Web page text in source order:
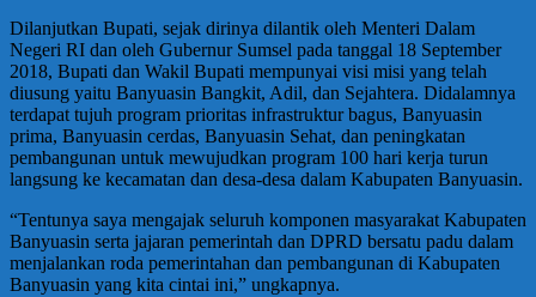
Dilanjutkan Bupati, sejak dirinya dilantik oleh Menteri Dalam
Negeri RI dan oleh Gubernur Sumsel pada tanggal 18 September
2018, Bupati dan Wakil Bupati mempunyai visi misi yang telah
diusung yaitu Banyuasin Bangkit, Adil, dan Sejahtera. Didalamnya
terdapat tujuh program prioritas infrastruktur bagus, Banyuasin
prima, Banyuasin cerdas, Banyuasin Sehat, dan peningkatan
pembangunan untuk mewujudkan program 100 hari kerja turun
langsung ke kecamatan dan desa-desa dalam Kabupaten Banyuasin.
“Tentunya saya mengajak seluruh komponen masyarakat Kabupaten
Banyuasin serta jajaran pemerintah dan DPRD bersatu padu dalam
menjalankan roda pemerintahan dan pembangunan di Kabupaten
Banyuasin yang kita cintai ini,” ungkapnya.